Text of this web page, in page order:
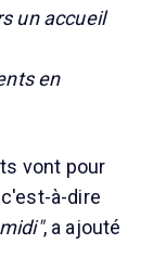
un accueil
en
vont pour
c'est-à-dire
, a ajouté